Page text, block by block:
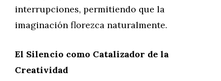
interrupciones, permitiendo que la
imaginación florezca naturalmente.
El Silencio como Catalizador de la
Creatividad